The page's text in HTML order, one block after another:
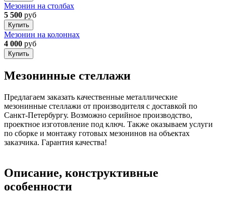
Мезонин на столбах
5 500 руб
Купить
Мезонин на колоннах
4 000 руб
Купить
Мезонинные стеллажи
Предлагаем заказать качественные металлические
мезонинные стеллажи от производителя с доставкой по
Санкт-Петербургу. Возможно серийное производство,
проектное изготовление под ключ. Также оказываем услуги
по сборке и монтажу готовых мезонинов на объектах
заказчика. Гарантия качества!
Описание, конструктивные
особенности